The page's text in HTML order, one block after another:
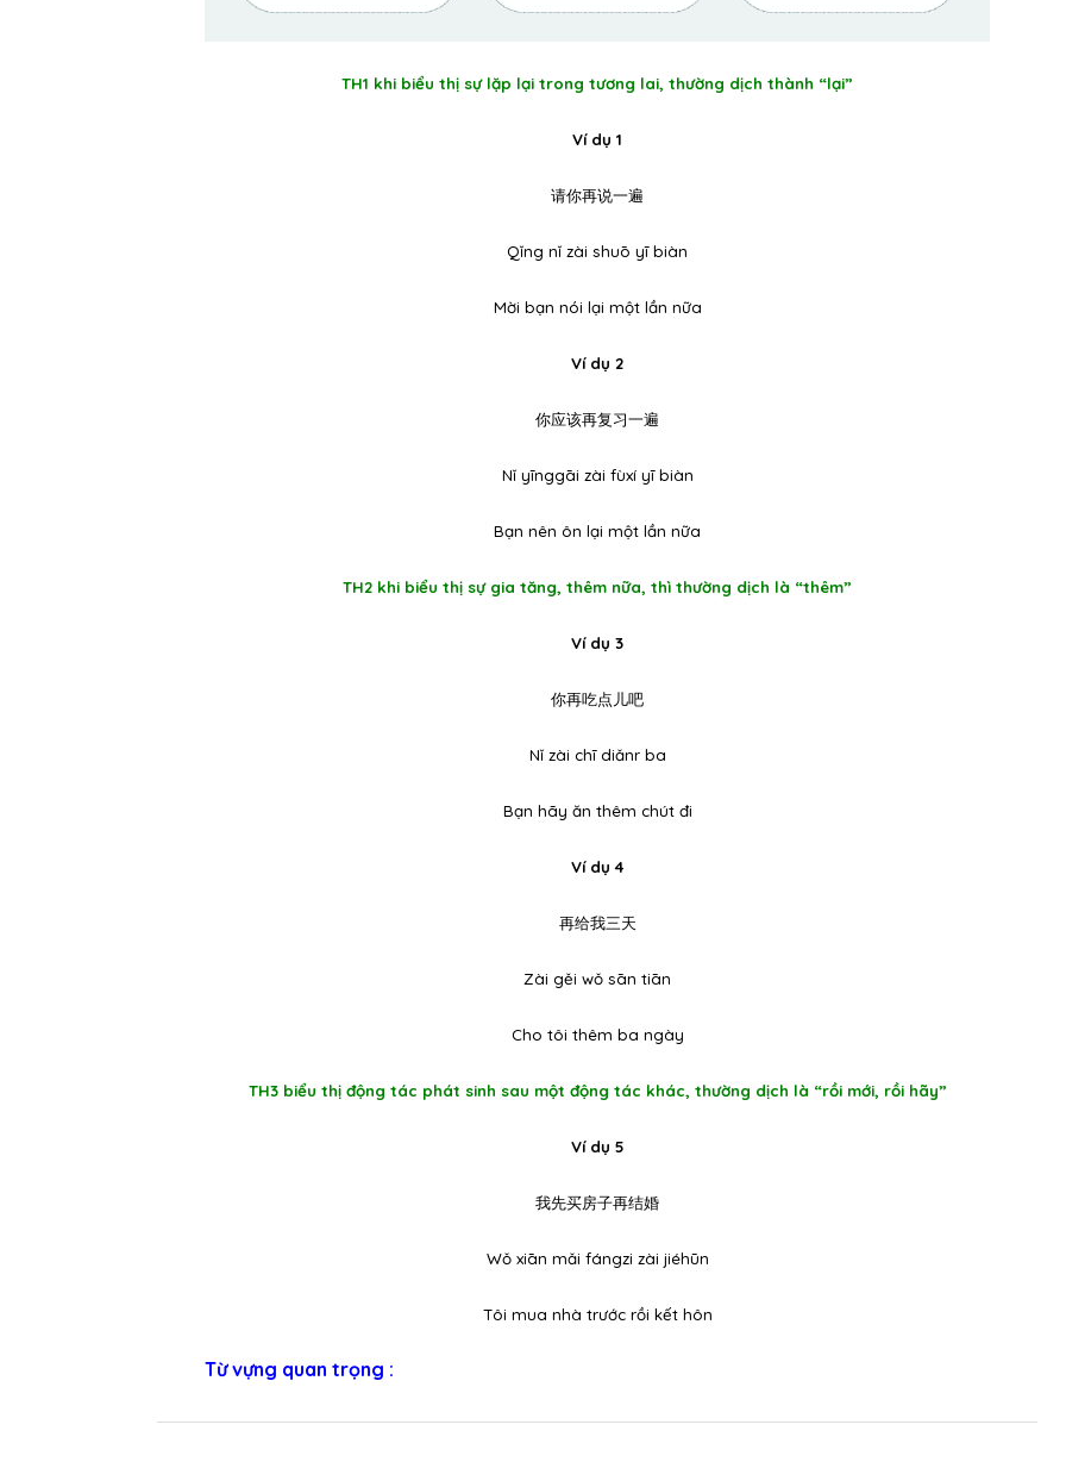
TH1 khi biểu thị sự lặp lại trong tương lai, thường dịch thành “lại”
Ví dụ 1
请你再说一遍
Qǐng nǐ zài shuō yī biàn
Mời bạn nói lại một lần nữa
Ví dụ 2
你应该再复习一遍
Nǐ yīnggāi zài fùxí yī biàn
Bạn nên ôn lại một lần nữa
TH2 khi biểu thị sự gia tăng, thêm nữa, thì thường dịch là “thêm”
Ví dụ 3
你再吃点儿吧
Nǐ zài chī diǎnr ba
Bạn hãy ăn thêm chút đi
Ví dụ 4
再给我三天
Zài gěi wǒ sān tiān
Cho tôi thêm ba ngày
TH3 biểu thị động tác phát sinh sau một động tác khác, thường dịch là “rồi mới, rồi hãy”
Ví dụ 5
我先买房子再结婚
Wǒ xiān mǎi fángzi zài jiéhūn
Tôi mua nhà trước rồi kết hôn
Từ vựng quan trọng :